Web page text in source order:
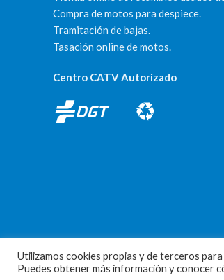
Compra de motos para despiece.
Tramitación de bajas.
Tasación online de motos.
Centro CATV Autorizado
MOTORECAMBIOS FL DEL HIERRO|
Utilizamos cookies propias y de terceros
Puedes obtener más información y conocer